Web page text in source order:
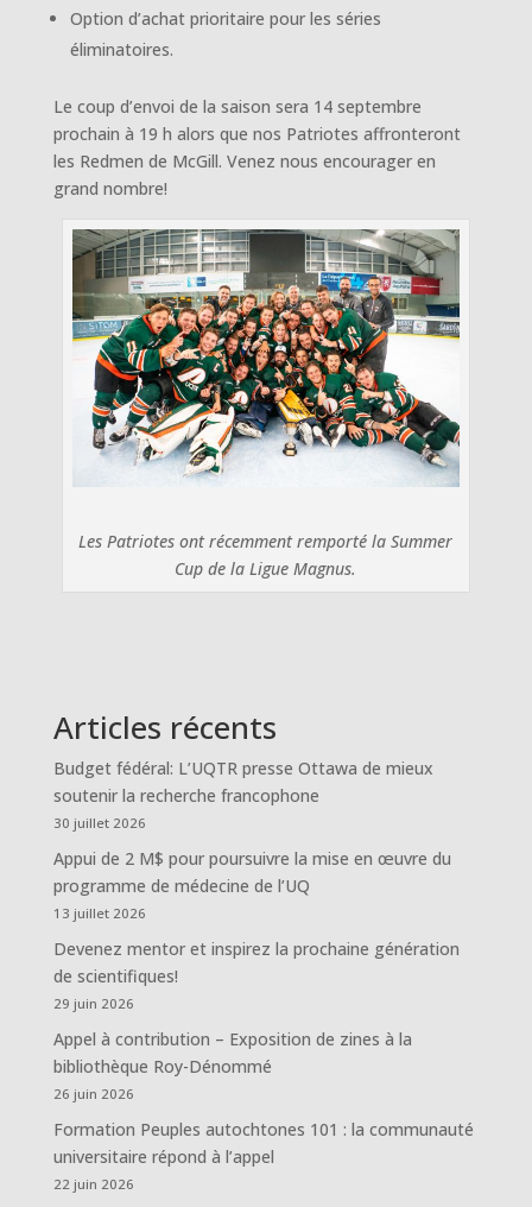
Option d’achat prioritaire pour les séries
éliminatoires.
Le coup d’envoi de la saison sera 14 septembre
prochain à 19 h alors que nos Patriotes affronteront
les Redmen de McGill. Venez nous encourager en
grand nombre!
Les Patriotes ont récemment remporté la Summer
Cup de la Ligue Magnus.
Articles récents
Budget fédéral: L’UQTR presse Ottawa de mieux
soutenir la recherche francophone
30 juillet 2026
Appui de 2 M$ pour poursuivre la mise en œuvre du
programme de médecine de l’UQ
13 juillet 2026
Devenez mentor et inspirez la prochaine génération
de scientifiques!
29 juin 2026
Appel à contribution – Exposition de zines à la
bibliothèque Roy-Dénommé
26 juin 2026
Formation Peuples autochtones 101 : la communauté
universitaire répond à l’appel
22 juin 2026